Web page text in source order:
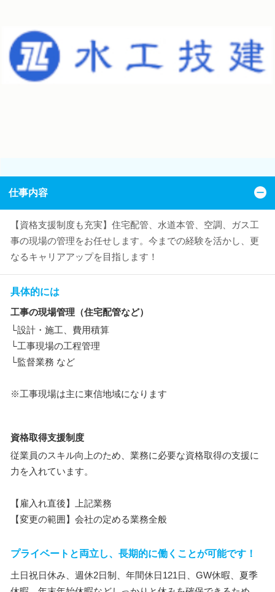
仕事内容
【資格支援制度も充実】住宅配管、水道本管、空調、ガス工
事の現場の管理をお任せします。今までの経験を活かし、更
なるキャリアアップを目指します！
具体的には
工事の現場管理（住宅配管など）
└設計・施工、費用積算
└工事現場の工程管理
└監督業務 など
※工事現場は主に東信地域になります
資格取得支援制度
従業員のスキル向上のため、業務に必要な資格取得の支援に
力を入れています。
【雇入れ直後】上記業務
【変更の範囲】会社の定める業務全般
プライベートと両立し、長期的に働くことが可能です！
土日祝日休み、週休2日制、年間休日121日、GW休暇、夏季